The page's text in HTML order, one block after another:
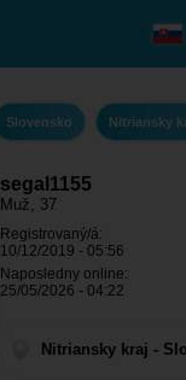
Slovensko Nitriansky
segal1155
Muž, 37
Registrovaný/á:
10/12/2019 - 05:56
Naposledny online:
25/05/2026 - 04:22
Nitriansky kraj -